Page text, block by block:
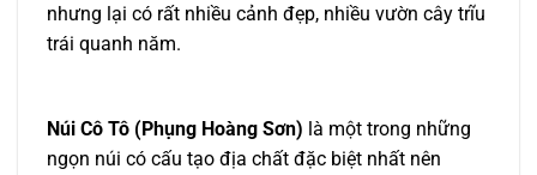
nhưng lại có rất nhiều cảnh đẹp, nhiều vườn cây trĩu
trái quanh năm.
Núi Cô Tô (Phụng Hoàng Sơn) là một trong những
ngọn núi có cấu tạo địa chất đặc biệt nhất nên